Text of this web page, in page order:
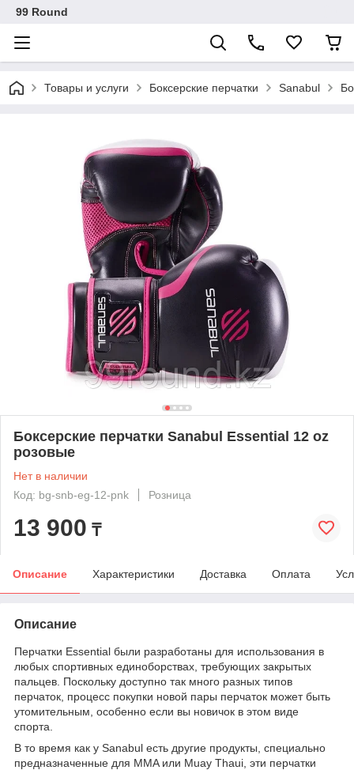
99 Round
Товары и услуги Боксерские перчатки Sanabul
Боксерские перчатки Sanabul Essential 12 oz
розовые
Нет в наличии
Код: bg-snb-eg-12-pnk
Розница
13 900 ₸
Описание Характеристики Доставка Оплата
Описание
Перчатки Essential были разработаны для использования в
любых спортивных единоборствах, требующих закрытых
пальцев. Поскольку доступно так много разных типов
перчаток, процесс покупки новой пары перчаток может быть
утомительным, особенно если вы новичок в этом виде
спорта.
В то время как у Sanabul есть другие продукты, специально
предназначенные для MMA или Muay Thaui, эти перчатки